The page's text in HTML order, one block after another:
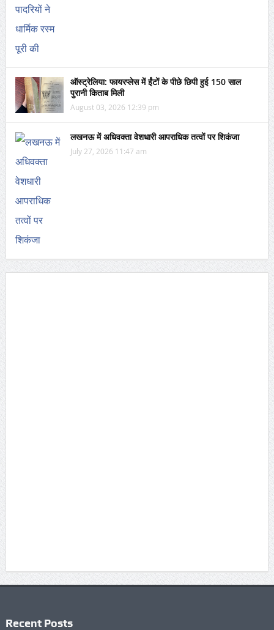
ऑस्ट्रेलिया: फायरप्लेस में ईंटों के पीछे छिपी हुई 150 साल
पुरानी किताब मिली
August 03, 2026 12:39 pm
लखनऊ में अधिवक्ता वेशधारी आपराधिक तत्वों पर शिकंजा
July 27, 2026 11:47 am
Recent Posts